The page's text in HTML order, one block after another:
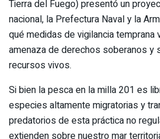
Tierra del Fuego) presentó un
nacional, la Prefectura Naval y la
qué medidas de vigilancia
amenaza de derechos soberanos y
recursos vivos.
Si bien la pesca en la milla 201 es
especies altamente migratorias y
predatorios de esta práctica no
extienden sobre nuestro mar